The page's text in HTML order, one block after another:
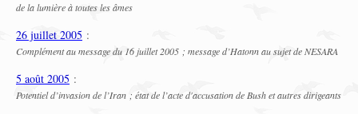
de la lumière à toutes les âmes
26 juillet 2005 :
Complément au message du 16 juillet 2005 ; message d’Hatonn au sujet de NESARA
5 août 2005 :
Potentiel d’invasion de l’Iran ; état de l’acte d'accusation de Bush et autres dirigeants